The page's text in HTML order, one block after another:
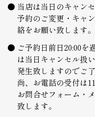
当店は当日のキャン
予約のご変更・キャ
絡をお願い致します。
ご予約日前日20:00
は当日キャンセル扱
発生致しますのでご
尚、お電話の受付は
お問合せフォーム・
致します。